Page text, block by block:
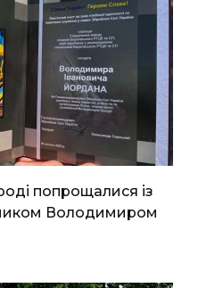
попрощалися із
Володимиром